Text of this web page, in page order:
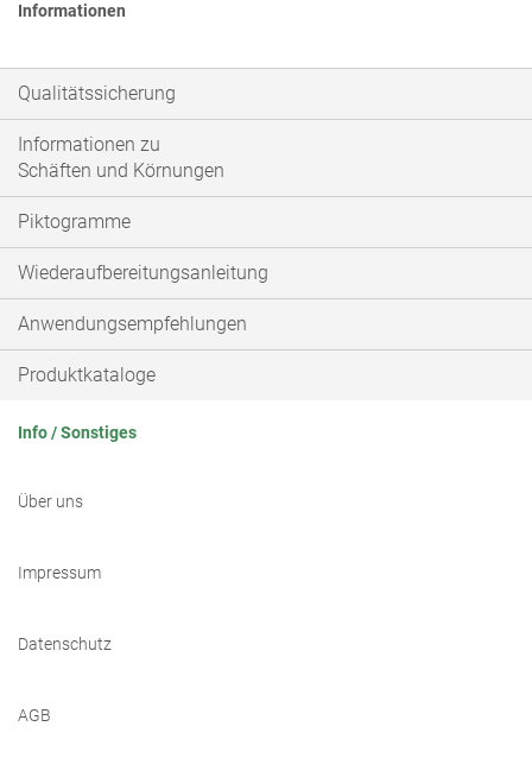
Informationen
Qualitätssicherung
Informationen zu
Schäften und Körnungen
Piktogramme
Wiederaufbereitungsanleitung
Anwendungsempfehlungen
Produktkataloge
Info / Sonstiges
Über uns
Impressum
Datenschutz
AGB